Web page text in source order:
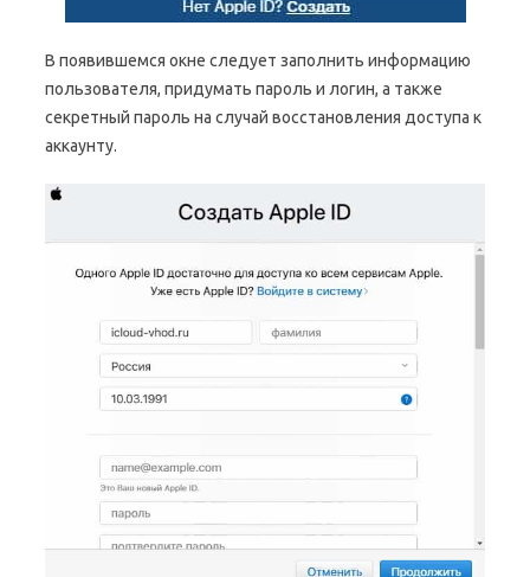
В появившемся окне следует заполнить информацию
пользователя, придумать пароль и логин, а также
секретный пароль на случай восстановления доступа к
аккаунту.